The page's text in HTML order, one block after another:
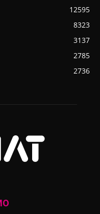
12595
8323
3137
2785
2736